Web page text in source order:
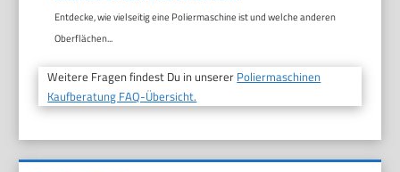
Entdecke, wie vielseitig eine Poliermaschine ist und welche anderen
Oberflächen...
Weitere Fragen findest Du in unserer Poliermaschinen
Kaufberatung FAQ-Übersicht.